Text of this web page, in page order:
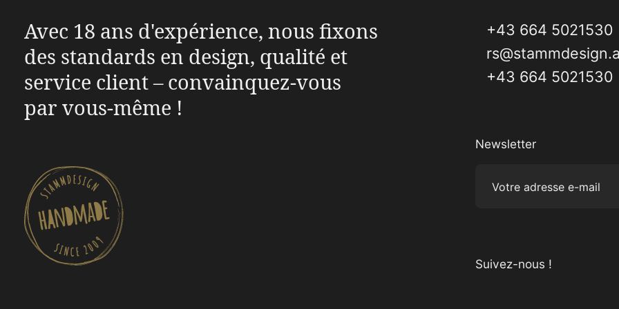
Avec 18 ans d'expérience, nous fixons
des standards en design, qualité et
service client – convainquez-vous
par vous-même !
+43 664 5021530
+43 664 5021530
Newsletter
Votre adresse e-mail
Suivez-nous !